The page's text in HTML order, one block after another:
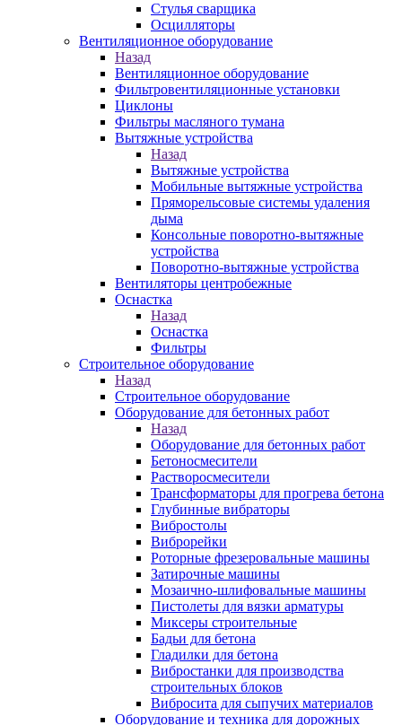
Стулья сварщика
Осцилляторы
Вентиляционное оборудование
Назад
Вентиляционное оборудование
Фильтровентиляционные установки
Циклоны
Фильтры масляного тумана
Вытяжные устройства
Назад
Вытяжные устройства
Мобильные вытяжные устройства
Пряморельсовые системы удаления
дыма
Консольные поворотно-вытяжные
устройства
Поворотно-вытяжные устройства
Вентиляторы центробежные
Оснастка
Назад
Оснастка
Фильтры
Строительное оборудование
Назад
Строительное оборудование
Оборудование для бетонных работ
Назад
Оборудование для бетонных работ
Бетоносмесители
Растворосмесители
Трансформаторы для прогрева бетона
Глубинные вибраторы
Вибростолы
Виброрейки
Роторные фрезеровальные машины
Затирочные машины
Мозаично-шлифовальные машины
Пистолеты для вязки арматуры
Миксеры строительные
Бадьи для бетона
Гладилки для бетона
Вибростанки для производства
строительных блоков
Вибросита для сыпучих материалов
Оборудование и техника для дорожных